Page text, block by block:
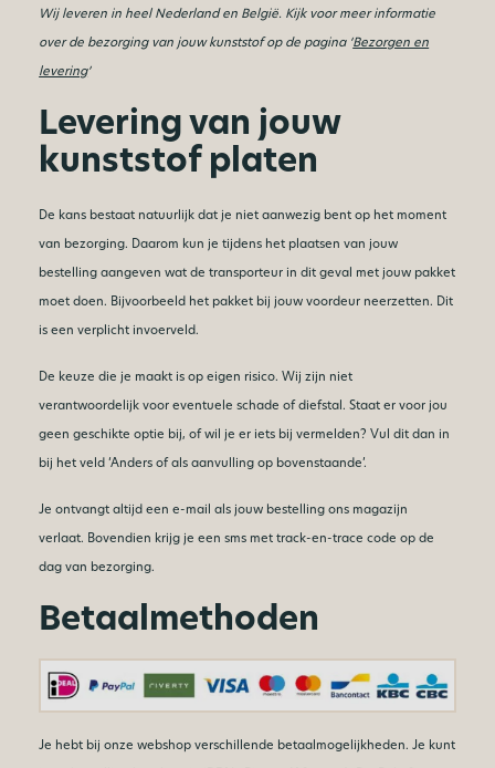
Wij leveren in heel Nederland en België. Kijk voor meer informatie
over de bezorging van jouw kunststof op de pagina ‘Bezorgen en
levering’
Levering van jouw
kunststof platen
De kans bestaat natuurlijk dat je niet aanwezig bent op het moment
van bezorging. Daarom kun je tijdens het plaatsen van jouw
bestelling aangeven wat de transporteur in dit geval met jouw pakket
moet doen. Bijvoorbeeld het pakket bij jouw voordeur neerzetten. Dit
is een verplicht invoerveld.
De keuze die je maakt is op eigen risico. Wij zijn niet
verantwoordelijk voor eventuele schade of diefstal. Staat er voor jou
geen geschikte optie bij, of wil je er iets bij vermelden? Vul dit dan in
bij het veld ‘Anders of als aanvulling op bovenstaande’.
Je ontvangt altijd een e-mail als jouw bestelling ons magazijn
verlaat. Bovendien krijg je een sms met track-en-trace code op de
dag van bezorging.
Betaalmethoden
Je hebt bij onze webshop verschillende betaalmogelijkheden. Je kunt